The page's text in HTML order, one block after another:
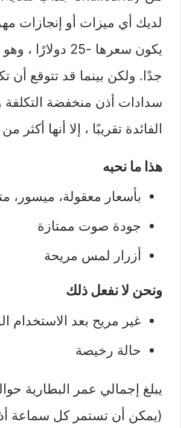
لديك أي ميزات أو إنجازات
يكون سعرها -25
جدًا. ولكن بينما قد تتوقع أن
سدادات أذن منخفضة التكلفة
الفائدة تقريبًا ، إلا أنها أكثر
هذا ما نحبه
بأسعار معقولة، ميسور،
جودة صوت ممتازة
أزرار لمس مريحة
ونحن لا نفعل ذلك
غير مريح بعد الاستخدام
حالة رخيصة